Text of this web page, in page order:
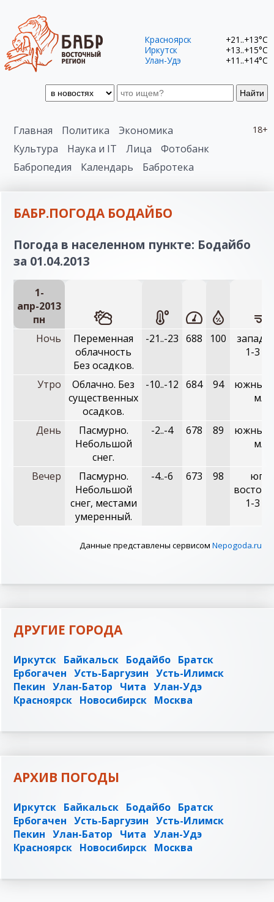
Найти
Красноярск
+21..+13°C
Иркутск
+13..+15°C
Улан-Удэ
+11..+14°C
18+
Главная Политика
Экономика
Культура
Наука и IT Лица
Фотобанк
Бабропедия
Календарь Бабротека
БАБР.ПОГОДА БОДАЙБО
Погода в населенном пункте: Бодайбо
за 01.04.2013
1-
апр-2013
пн
Ночь
Переменная
облачность
Без осадков.
-21..-23 688 100
1-3
Утро
Облачно. Без
существенных
осадков.
-10..-12 684 94
южный,
м/с
День
Пасмурно.
Небольшой
снег.
-2..-4 678 89
южный,
м/с
Вечер
Пасмурно.
Небольшой
снег, местами
умеренный.
-4..-6 673 98
юго-
1-3
Данные представлены сервисом Nepogoda.ru
ДРУГИЕ ГОРОДА
Иркутск Байкальск Бодайбо Братск
Ербогачен Усть-Баргузин Усть-Илимск
Пекин Улан-Батор Чита Улан-Удэ
Красноярск Новосибирск Москва
АРХИВ ПОГОДЫ
Иркутск Байкальск Бодайбо Братск
Ербогачен Усть-Баргузин Усть-Илимск
Пекин Улан-Батор Чита Улан-Удэ
Красноярск Новосибирск Москва